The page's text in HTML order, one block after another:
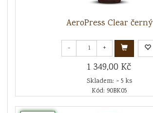
AeroPress Clear černý
- +
1 349,00 Kč
Skladem: > 5 ks
Kód: 90BK05